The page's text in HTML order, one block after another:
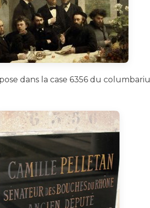
dans la case 6356 du